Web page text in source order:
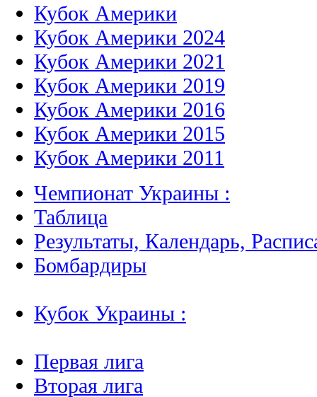
Кубок Америки
Кубок Америки 2024
Кубок Америки 2021
Кубок Америки 2019
Кубок Америки 2016
Кубок Америки 2015
Кубок Америки 2011
Чемпионат Украины :
Таблица
Результаты, Календарь,
Бомбардиры
Кубок Украины :
Первая лига
Вторая лига